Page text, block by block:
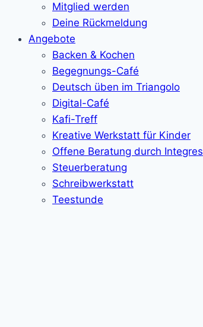
Mitglied werden
Deine Rückmeldung
Angebote
Backen & Kochen
Begegnungs-Café
Deutsch üben im Triangolo
Digital-Café
Kafi-Treff
Kreative Werkstatt für Kinder
Offene Beratung durch Integres
Steuerberatung
Schreibwerkstatt
Teestunde